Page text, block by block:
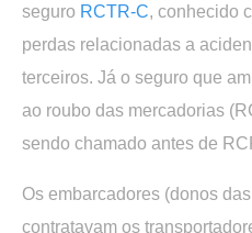
seguro RCTR-C, conhecido
perdas relacionadas a
terceiros. Já o seguro que
ao roubo das mercadorias
sendo chamado antes de
Os embarcadores (donos
contratavam os